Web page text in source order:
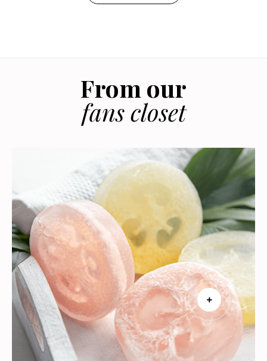
From our
fans closet